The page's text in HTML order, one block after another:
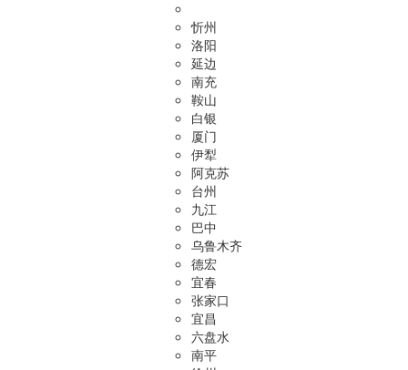
忻州
洛阳
延边
南充
鞍山
白银
厦门
伊犁
阿克苏
台州
九江
巴中
乌鲁木齐
德宏
宜春
张家口
宜昌
六盘水
南平